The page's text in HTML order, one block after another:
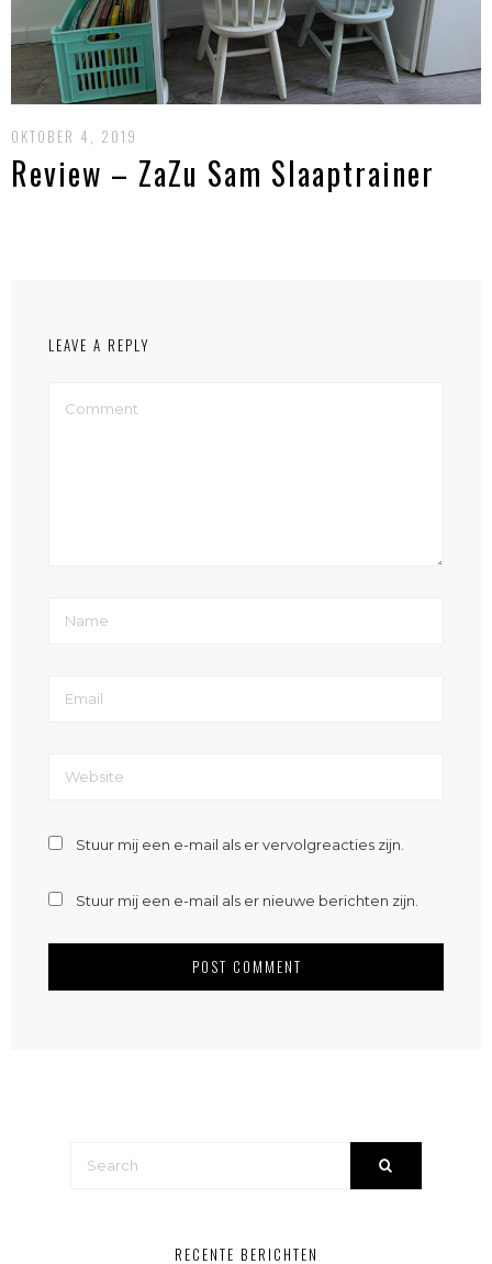
OKTOBER 4, 2019
Review – ZaZu Sam Slaaptrainer
LEAVE A REPLY
Stuur mij een e-mail als er vervolgreacties zijn.
Stuur mij een e-mail als er nieuwe berichten zijn.
RECENTE BERICHTEN